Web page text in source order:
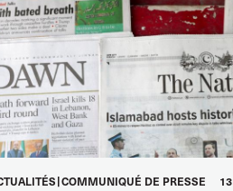
COMMUNIQUÉ DE PRESSE